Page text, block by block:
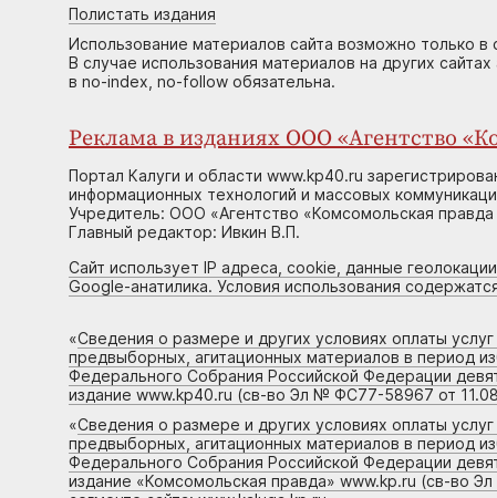
Полистать издания
Использование материалов сайта возможно только
В случае использования материалов на других
в no-index, no-follow обязательна.
Реклама в изданиях ООО «Агентство
Портал Калуги и области www.kp40.ru
информационных технологий и массовых
Учредитель: ООО «Агентство «Комсомольская правда
Главный редактор: Ивкин В.П.
Сайт использует IP адреса, cookie, данные
Google-анатилика. Условия использования
«Сведения о размере и других условиях оплаты
предвыборных, агитационных материалов в период
Федерального Собрания Российской Федерации
издание www.kp40.ru (св-во Эл № ФС77-58967 от
«Сведения о размере и других условиях оплаты
предвыборных, агитационных материалов в период
Федерального Собрания Российской Федерации
издание «Комсомольская правда» www.kp.ru (св-во